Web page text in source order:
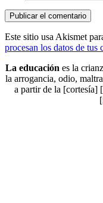
Este sitio usa Akismet
procesan los datos de tus
La educaciónes la
la arrogancia, odio,
a partir de la